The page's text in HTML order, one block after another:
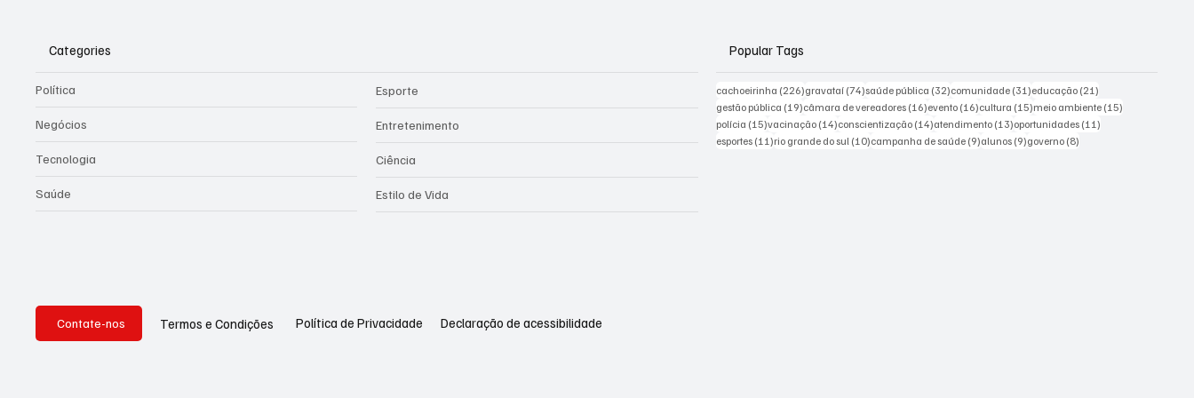
Categories
Política
Negócios
Tecnologia
Saúde
Esporte
Entretenimento
Ciência
Estilo de Vida
Popular Tags
cachoeirinha (226)226 posts
gravataí (74)74 posts
saúde pública (32)32 posts
comunidade (31)31 posts
educação (21)
gestão pública (19)19 posts
câmara de vereadores (16)16 posts
evento (16)16 posts
cultura (15)15 posts
meio ambiente (15)
polícia (15)15 posts
vacinação (14)14 posts
conscientização (14)14 posts
atendimento (13)13 posts
oportunidades (11)
esportes (11)11 posts
rio grande do sul (10)10 posts
campanha de saúde (9)9 posts
alunos (9)9 posts
governo (8)
Contate-nos Termos e Condições Política de Privacidade Declaração de acessibilidade